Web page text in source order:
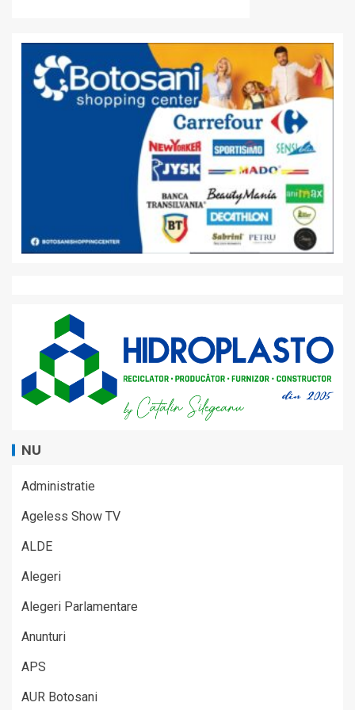
NU
Administratie
Ageless Show TV
ALDE
Alegeri
Alegeri Parlamentare
Anunturi
APS
AUR Botosani